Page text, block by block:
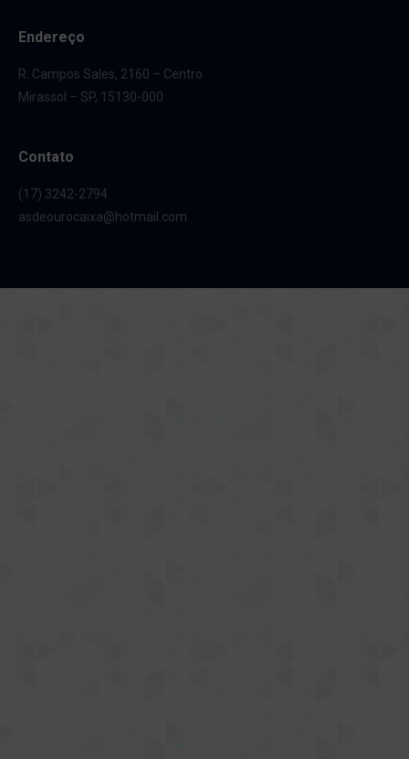
Endereço
R. Campos Sales, 2160 – Centro
Mirassol – SP, 15130-000
Contato
(17) 3242-2794
asdeourocaixa@hotmail.com